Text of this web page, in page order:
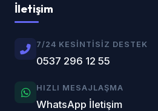
İletişim
7/24 KESINTISIZ DESTEK
0537 296 12 55
HIZLI MESAJLAŞMA
WhatsApp İletişim